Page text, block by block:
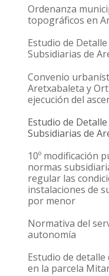
Ordenanza
topográficos en
Estudio de
Subsidiarias de
Convenio
Aretxabaleta y
ejecución del
Estudio de
Subsidiarias de
10º modificación
normas
regular las
instalaciones de
por menor
Normativa del
autonomía
Estudio de
en la parcela